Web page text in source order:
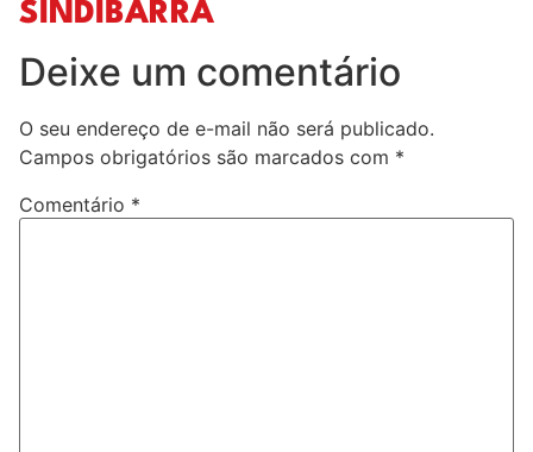
SINDIBARRA
Deixe um comentário
O seu endereço de e-mail não será publicado.
Campos obrigatórios são marcados com *
Comentário *